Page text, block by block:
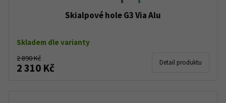
Skialpové hole G3 Via Alu
Skladem dle varianty
2 890 Kč
2 310 Kč Detail produktu